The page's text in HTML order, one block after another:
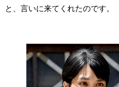
と、言いに来てくれたのです。